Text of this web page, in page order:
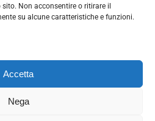
Non acconsentire o ritirare il
su alcune caratteristiche e funzioni.
Accetta
Nega
il DPO può scrivere a
Codice Etico, consultabile al seguente link: